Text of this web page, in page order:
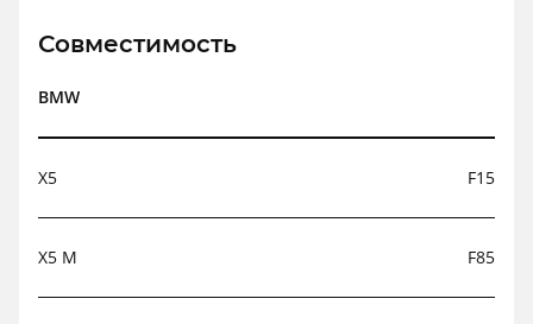
Совместимость
BMW
X5 F15
X5 M F85